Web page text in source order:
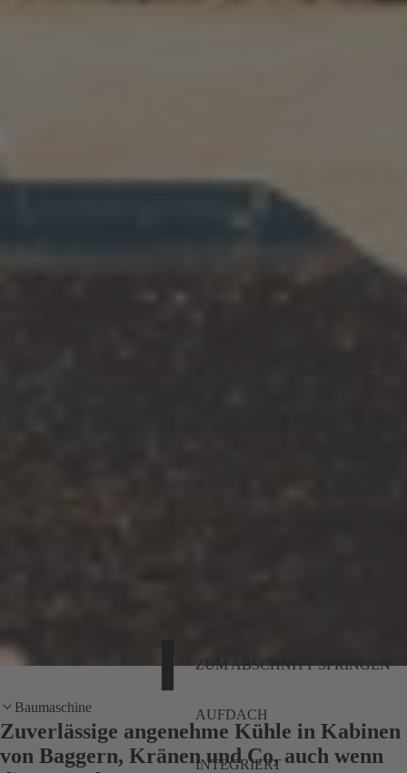
ZUM ABSCHNITT SPRINGEN
AUFDACH
INTEGRIERT
Baumaschine
Zuverlässige angenehme Kühle in Kabinen
von Baggern, Kränen und Co, auch wenn